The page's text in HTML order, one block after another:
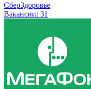
СберЗдоровье
Вакансии: 31